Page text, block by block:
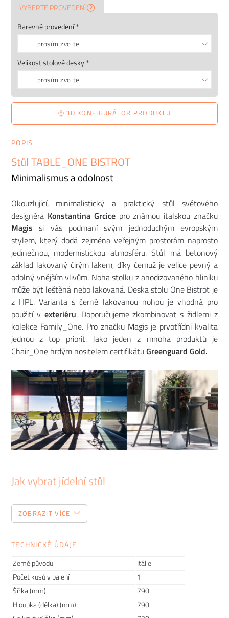
VYBERTE PROVEDENÍ
Barevné provedení *
prosím zvolte
Velikost stolové desky *
prosím zvolte
3D KONFIGURÁTOR PRODUKTU
POPIS
Stůl TABLE_ONE BISTROT
Minimalismus a odolnost
Okouzlující, minimalistický a praktický stůl světového
designéra Konstantina Grcicepro známou italskou značku
Magis si vás podmaní svým jednoduchým evropským
stylem, který dodá zejména veřejným prostorám naprosto
jedinečnou, modernistickou atmosféru. Stůl má betonový
základ lakovaný čirým lakem, díky čemuž je velice pevný a
odolný vnějším vlivům. Noha stolku z anodizovaného hliníku
může být leštěná nebo lakovaná. Deska stolu One Bistrot je
z HPL. Varianta s černě lakovanou nohou je vhodná pro
použití v exteriéru. Doporučujeme zkombinovat s židlemi z
kolekce Family_One. Pro značku Magis je prvotřídní kvalita
jednou z top priorit. Jako jeden z mnoha produktů je
Chair_One hrdým nositelem certifikátuGreenguard Gold.
Jak vybrat jídelní stůl
Vybrat správný jídelní stůl může být těžší, než se na první
pohled zdá. Kromě designu a materiálu podnože a stolové
vás spíše rozkládací stůl, nebo dáte přednost klasické verzi?
vám tento nelehký úkol usnadnili, připravili jsme pro vás
několik tipů, kterými byste se při výběru měli řídit.
ZOBRAZIT VÍCE
TECHNICKÉ ÚDAJE
Země původu
Itálie
Počet kusů v balení
1
Šířka (mm)
790
Hloubka (délka) (mm)
790